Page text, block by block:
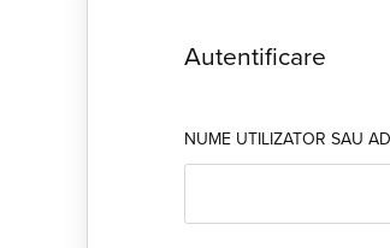
Autentificare
NUME UTILIZATOR SAU